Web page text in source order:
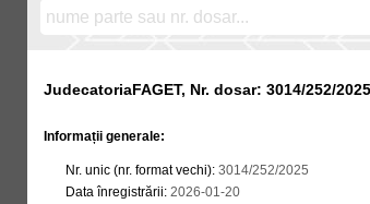
JudecatoriaFAGET, Nr. dosar: 3014/252/2025
Informații generale:
Nr. unic (nr. format vechi): 3014/252/2025
Data înregistrării: 2026-01-20